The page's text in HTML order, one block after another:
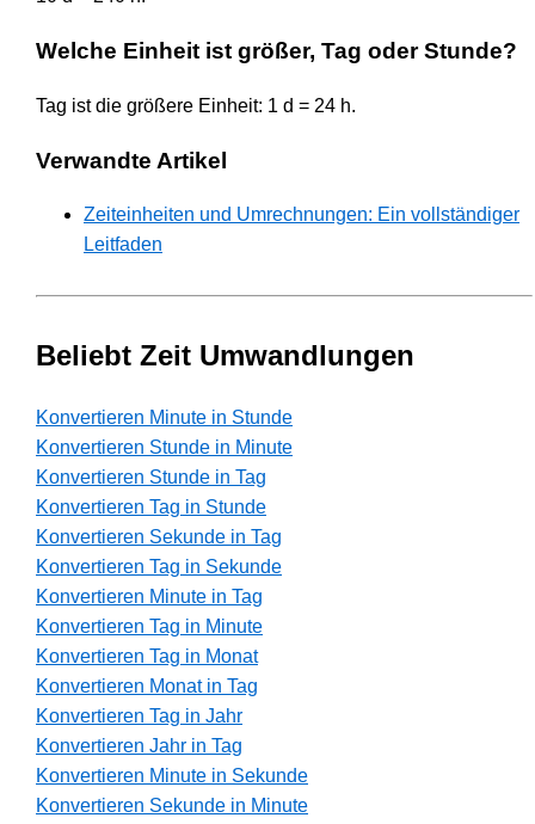
Welche Einheit ist größer, Tag oder Stunde?
Tag ist die größere Einheit: 1 d = 24 h.
Verwandte Artikel
Zeiteinheiten und Umrechnungen: Ein vollständiger
Leitfaden
Beliebt Zeit Umwandlungen
Konvertieren Minute in Stunde
Konvertieren Stunde in Minute
Konvertieren Stunde in Tag
Konvertieren Tag in Stunde
Konvertieren Sekunde in Tag
Konvertieren Tag in Sekunde
Konvertieren Minute in Tag
Konvertieren Tag in Minute
Konvertieren Tag in Monat
Konvertieren Monat in Tag
Konvertieren Tag in Jahr
Konvertieren Jahr in Tag
Konvertieren Minute in Sekunde
Konvertieren Sekunde in Minute